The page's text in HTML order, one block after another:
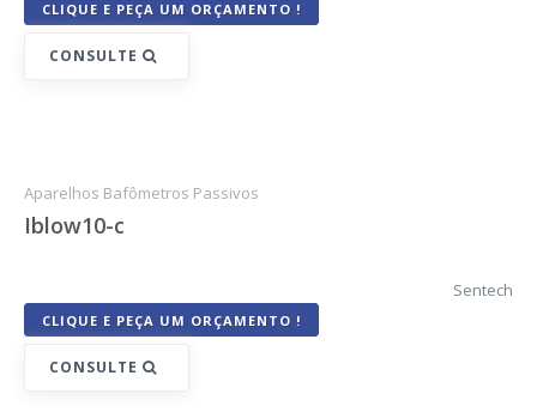
CLIQUE E PEÇA UM ORÇAMENTO !
CONSULTE
Aparelhos Bafômetros Passivos
Iblow10-c
Sentech
CLIQUE E PEÇA UM ORÇAMENTO !
CONSULTE